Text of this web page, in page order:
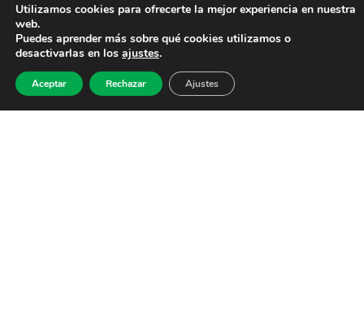
Utilizamos cookies para ofrecerte la mejor experiencia en nuestra
web.
Puedes aprender más sobre qué cookies utilizamos o
desactivarlas en los ajustes.
Aceptar Rechazar Ajustes